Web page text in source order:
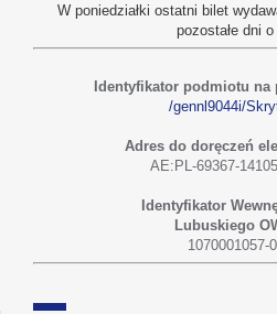
W poniedziałki ostatni bilet
pozostałe dni o
Identyfikator podmiotu na
/gennl9044i/
Adres do doręczeń
AE:PL-69367-
Identyfikator
Lubuskiego
1070001057-